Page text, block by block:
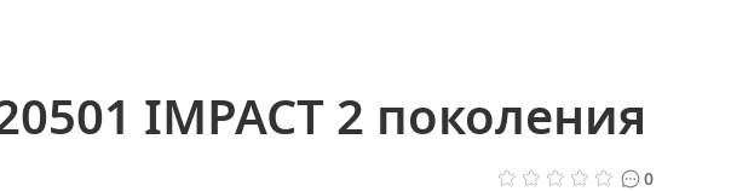
IMPACT 2 поколения
0